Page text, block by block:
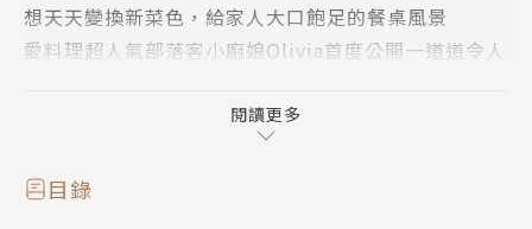
想天天變換新菜色，給家人大口飽足的餐桌風景
愛料理超人氣部落客小廚娘Olivia首度公開一道道令人
從日常家常便飯、周末野餐輕食、精緻豐盛的排餐、開
手作幸福甜點、節慶華麗大餐、 家庭團圓年菜等，
閱讀更多
目錄